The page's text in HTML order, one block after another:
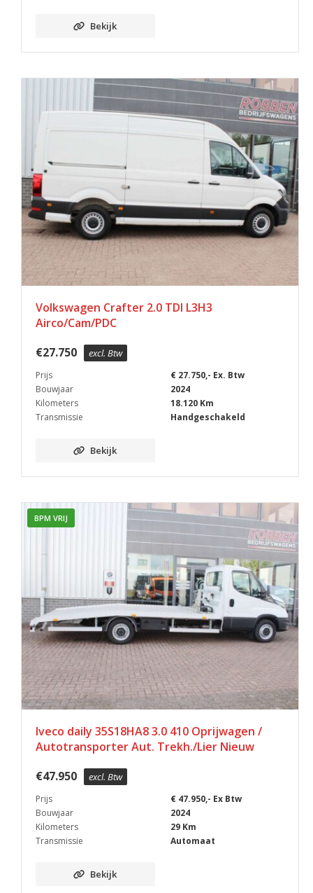
Bekijk
Volkswagen Crafter 2.0 TDI L3H3
Airco/Cam/PDC
€27.750 excl. Btw
Prijs
€ 27.750,- Ex. Btw
Bouwjaar
2024
Kilometers
18.120 Km
Transmissie
Handgeschakeld
Bekijk
BPM VRIJ
Iveco daily 35S18HA8 3.0 410 Oprijwagen /
Autotransporter Aut. Trekh./Lier Nieuw
€47.950 excl. Btw
Prijs
€ 47.950,- Ex Btw
Bouwjaar
2024
Kilometers
29 Km
Transmissie
Automaat
Bekijk